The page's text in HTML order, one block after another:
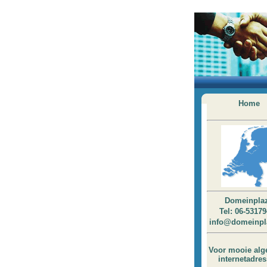
Home
Tel: 06-
Voor mooie